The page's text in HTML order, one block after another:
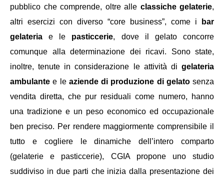
pubblico che comprende, oltre alle classiche gelaterie,
altri esercizi con diverso “core business”, come i
bar
gelateria e le pasticcerie, dove il gelato concorre
comunque alla determinazione dei ricavi. Sono state,
inoltre, tenute in considerazione le attività di gelateria
ambulante e le aziende di produzione di gelatosenza
vendita diretta, che pur residuali come numero, hanno
una tradizione e un peso economico ed occupazionale
ben preciso. Per rendere maggiormente comprensibile il
tutto e cogliere le dinamiche dell’intero comparto
(gelaterie e pasticcerie), CGIA propone uno studio
suddiviso in due parti che inizia dalla presentazione dei